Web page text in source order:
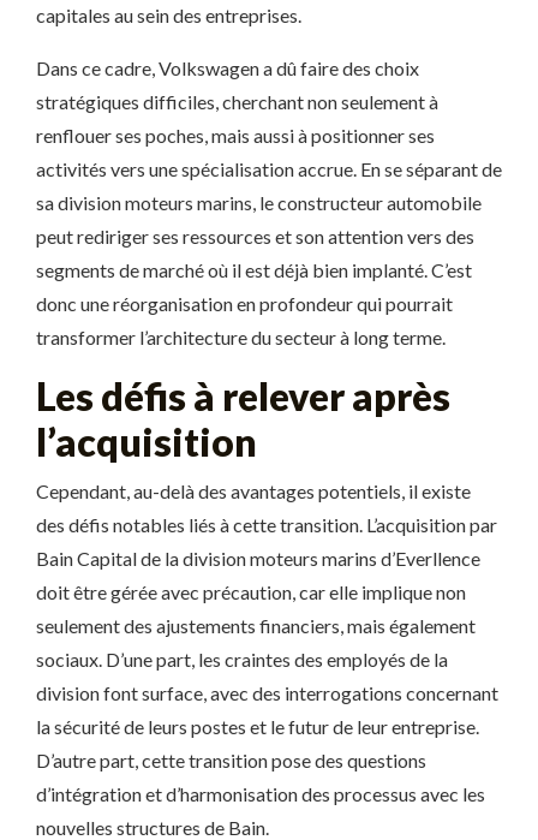
capitales au sein des entreprises.
Dans ce cadre, Volkswagen a dû faire des choix
stratégiques difficiles, cherchant non seulement à
renflouer ses poches, mais aussi à positionner ses
activités vers une spécialisation accrue. En se séparant de
sa division moteurs marins, le constructeur automobile
peut rediriger ses ressources et son attention vers des
segments de marché où il est déjà bien implanté. C’est
donc une réorganisation en profondeur qui pourrait
transformer l’architecture du secteur à long terme.
Les défis à relever après
l’acquisition
Cependant, au-delà des avantages potentiels, il existe
des défis notables liés à cette transition. L’acquisition par
Bain Capital de la division moteurs marins d’Everllence
doit être gérée avec précaution, car elle implique non
seulement des ajustements financiers, mais également
sociaux. D’une part, les craintes des employés de la
division font surface, avec des interrogations concernant
la sécurité de leurs postes et le futur de leur entreprise.
D’autre part, cette transition pose des questions
d’intégration et d’harmonisation des processus avec les
nouvelles structures de Bain.